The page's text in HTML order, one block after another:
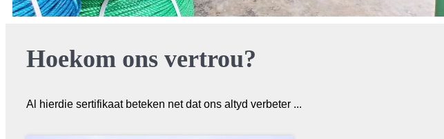
Hoekom ons vertrou?
Al hierdie sertifikaat beteken net dat ons altyd verbeter ...